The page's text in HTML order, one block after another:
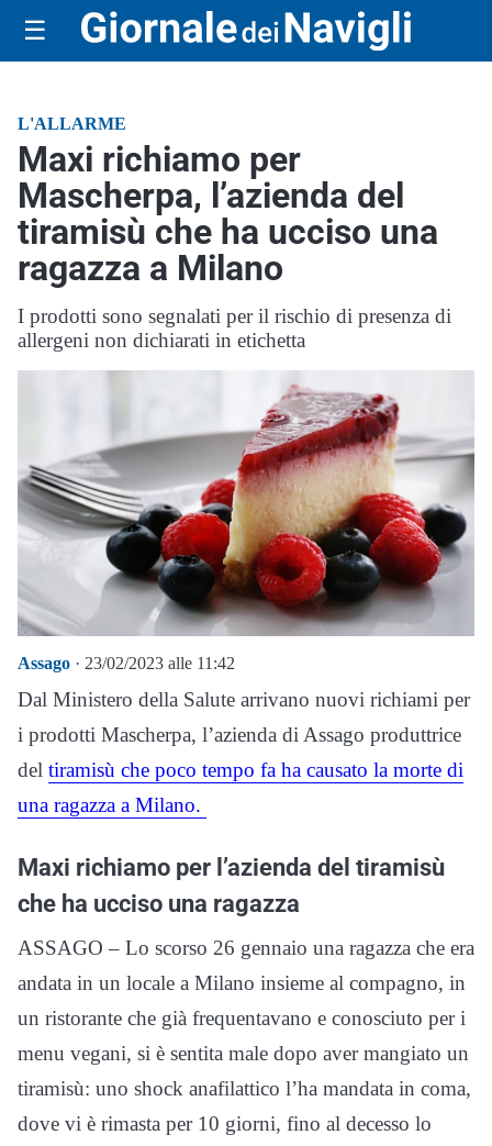
☰
L'ALLARME
Maxi richiamo per
Mascherpa, l’azienda del
tiramisù che ha ucciso una
ragazza a Milano
I prodotti sono segnalati per il rischio di presenza di
allergeni non dichiarati in etichetta
Assago · 23/02/2023 alle 11:42
Dal Ministero della Salute arrivano nuovi richiami per
i prodotti Mascherpa, l’azienda di Assago produttrice
del tiramisù che poco tempo fa ha causato la morte di
una ragazza a Milano.
Maxi richiamo per l’azienda del tiramisù
che ha ucciso una ragazza
ASSAGO – Lo scorso 26 gennaio una ragazza che era
andata in un locale a Milano insieme al compagno, in
un ristorante che già frequentavano e conosciuto per i
menu vegani, si è sentita male dopo aver mangiato un
tiramisù: uno shock anafilattico l’ha mandata in coma,
dove vi è rimasta per 10 giorni, fino al decesso lo